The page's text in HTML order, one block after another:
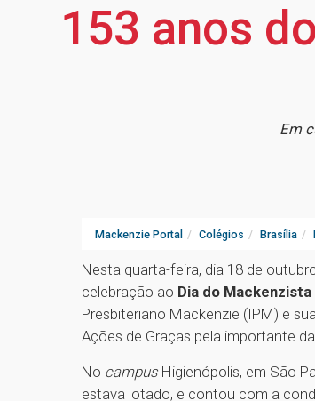
153 anos
Em
Mackenzie Portal Colégios Brasília
Nesta quarta-feira, dia 18 de
celebração ao Dia do Mackenzista
Presbiteriano Mackenzie (IPM) e
Ações de Graças pela importante
No campus Higienópolis, em São
estava lotado, e contou com a